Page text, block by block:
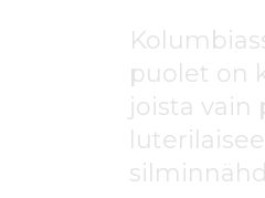
puolet on
joista vain